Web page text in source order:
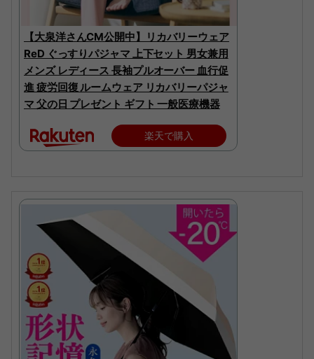
【大泉洋さんCM公開中】リカバリーウェア
ReD ぐっすりパジャマ 上下セット 男女兼用
メンズ レディース 長袖プルオーバー 血行促
進 疲労回復 ルームウェア リカバリーパジャ
マ 父の日 プレゼント ギフト 一般医療機器
楽天で購入